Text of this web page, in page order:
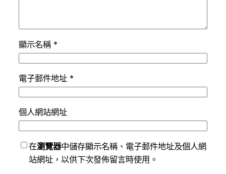
顯示名稱 *
電子郵件地址 *
個人網站網址
在瀏覽器中儲存顯示名稱、電子郵件地址及個人網
站網址，以供下次發佈留言時使用。